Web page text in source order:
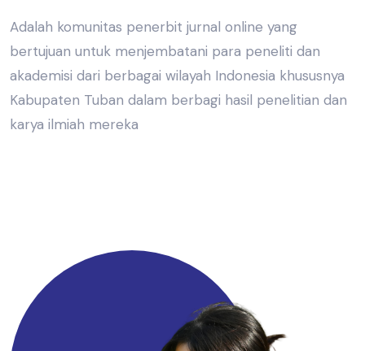
Adalah komunitas penerbit jurnal online yang
bertujuan untuk menjembatani para peneliti dan
akademisi dari berbagai wilayah Indonesia khususnya
Kabupaten Tuban dalam berbagi hasil penelitian dan
karya ilmiah mereka